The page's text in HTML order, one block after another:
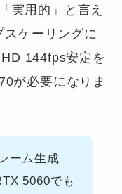
実用的」と言え
ケーリングに
144fps安定を
が必要になりま
ーム生成
5060でも